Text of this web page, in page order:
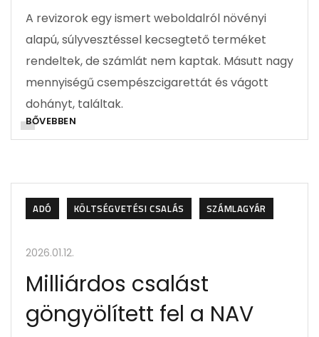
A revizorok egy ismert weboldalról növényi
alapú, súlyvesztéssel kecsegtető terméket
rendeltek, de számlát nem kaptak. Másutt nagy
mennyiségű csempészcigarettát és vágott
dohányt, találtak.
BŐVEBBEN
ADÓ KÖLTSÉGVETÉSI CSALÁS SZÁMLAGYÁR
2026.01.12.
Milliárdos csalást
göngyölített fel a NAV